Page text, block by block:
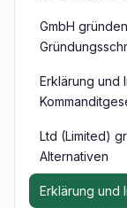
GmbH
Erklärung und
Ltd (Limited)
Alternativen
Erklärung und